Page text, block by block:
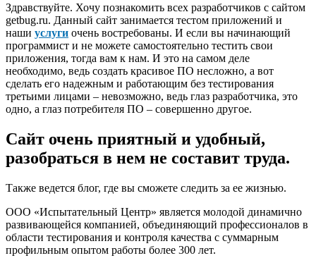
Здравствуйте. Хочу познакомить всех разработчиков с сайтом
getbug.ru. Данный сайт занимается тестом приложений и
наши услуги очень востребованы. И если вы начинающий
программист и не можете самостоятельно тестить свои
приложения, тогда вам к нам. И это на самом деле
необходимо, ведь создать красивое ПО несложно, а вот
сделать его надежным и работающим без тестирования
третьими лицами – невозможно, ведь глаз разработчика, это
одно, а глаз потребителя ПО – совершенно другое.
Сайт очень приятный и удобный,
разобраться в нем не составит труда.
Также ведется блог, где вы сможете следить за ее жизнью.
ООО «Испытательный Центр» является молодой динамично
развивающейся компанией, объединяющий профессионалов в
области тестирования и контроля качества с суммарным
профильным опытом работы более 300 лет.